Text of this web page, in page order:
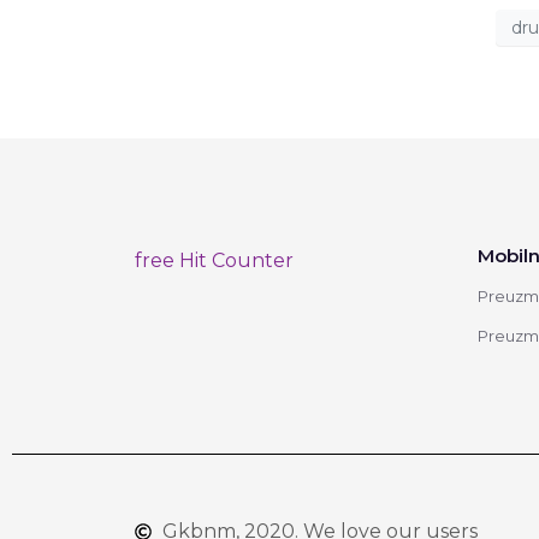
free Hit Counter
Gkbnm, 2020. We love our users